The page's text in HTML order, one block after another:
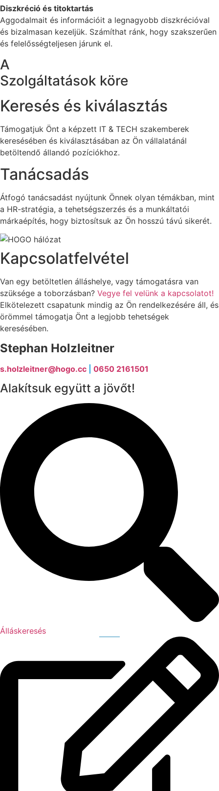
Diszkréció és titoktartás
Aggodalmait és információit a legnagyobb diszkrécióval
és bizalmasan kezeljük. Számíthat ránk, hogy szakszerűen
és felelősségteljesen járunk el.
A
Szolgáltatások köre
Keresés és kiválasztás
Támogatjuk Önt a képzett IT & TECH szakemberek
keresésében és kiválasztásában az Ön vállalatánál
betöltendő állandó pozíciókhoz.
Tanácsadás
Átfogó tanácsadást nyújtunk Önnek olyan témákban, mint
a HR-stratégia, a tehetségszerzés és a munkáltatói
márkaépítés, hogy biztosítsuk az Ön hosszú távú sikerét.
Kapcsolatfelvétel
Van egy betöltetlen álláshelye, vagy támogatásra van
szüksége a toborzásban? Vegye fel velünk a kapcsolatot!
Elkötelezett csapatunk mindig az Ön rendelkezésére áll, és
örömmel támogatja Önt a legjobb tehetségek
keresésében.
Stephan Holzleitner
s.holzleitner@hogo.cc 0650 2161501
Alakítsuk együtt a jövőt!
Álláskeresés